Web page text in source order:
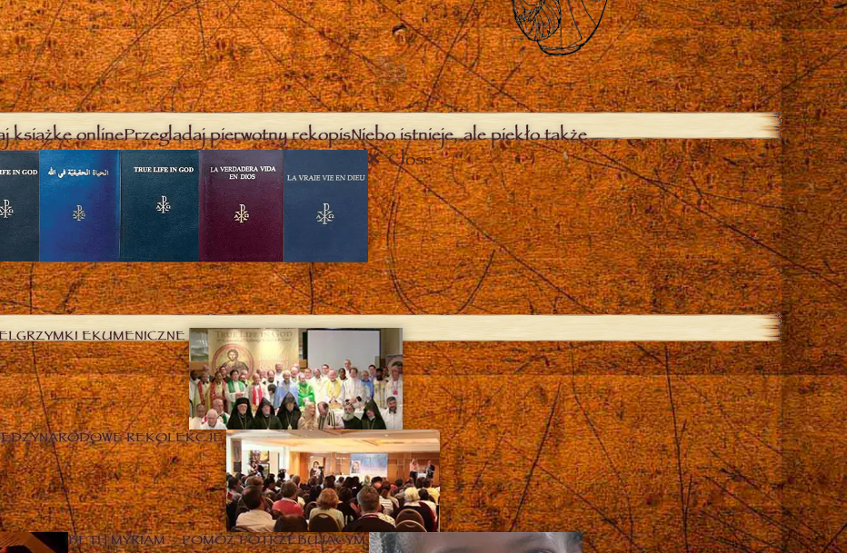
książkę onlinePrzeglądaj pierwotny rękopisNiebo istnieje, ale piekło także
Close
EKUMENICZNE
REKOLEKCJE
BETH MYRIAM – POMÓŻ POTRZEBUJĄCYM